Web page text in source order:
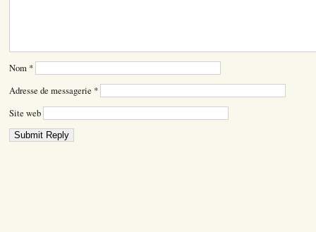
Nom *
Adresse de messagerie *
Site web